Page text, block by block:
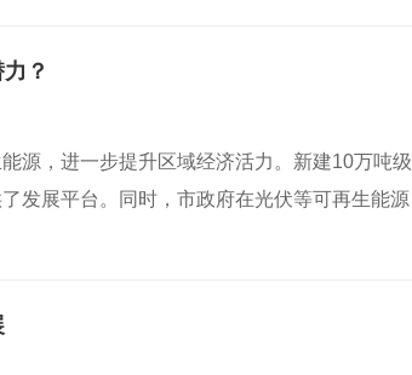
？
源，进一步提升区域经济活力。新建10万吨级
发展平台。同时，市政府在光伏等可再生能源